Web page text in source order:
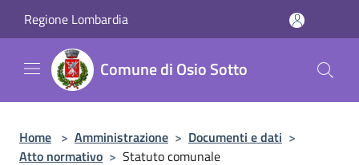
Regione Lombardia
Comune di Osio Sotto
Home > Amministrazione > Documenti e dati >
Atto normativo > Statuto comunale